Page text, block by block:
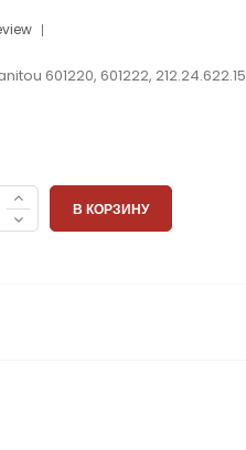
601220, 601222, 212.24.622.15
В КОРЗИНУ